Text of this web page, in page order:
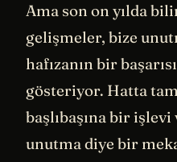
Ama son on yılda
gelişmeler, bize
hafızanın bir
gösteriyor. Hatta
başlıbaşına bir
unutma diye bir